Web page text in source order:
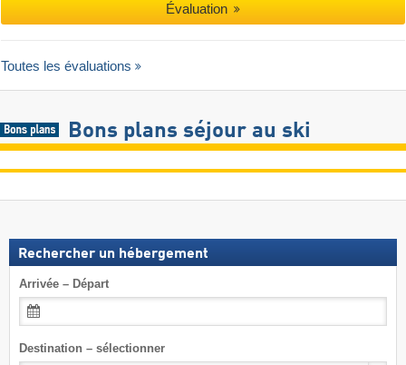
Évaluation
Toutes les évaluations
Bons plans séjour au ski
Rechercher un hébergement
Arrivée – Départ
Destination – sélectionner